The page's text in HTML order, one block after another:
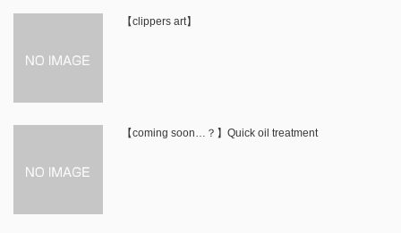
【clippers art】
【coming soon…？】Quick oil treatment